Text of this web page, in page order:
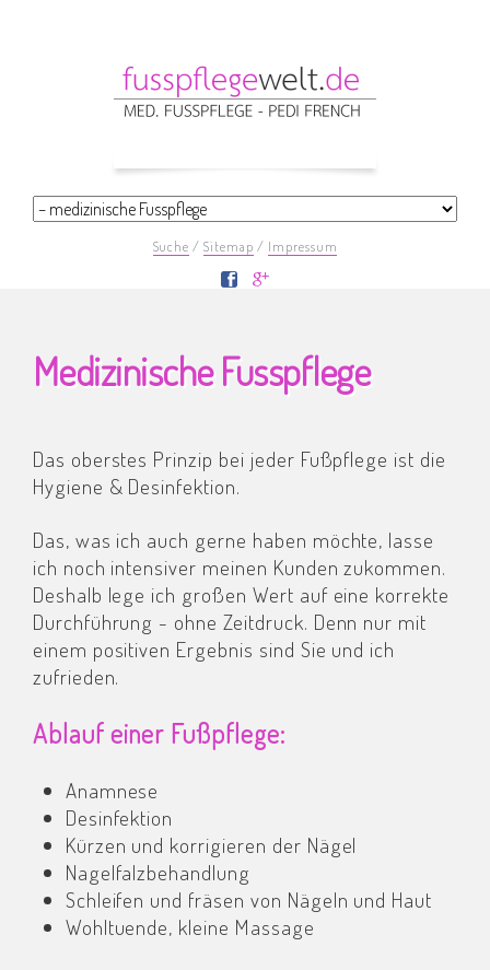
überspringen
Navigation
Navigation
Suche Sitemap Impressum
überspringen
Medizinische Fusspflege
Das oberstes Prinzip bei jeder Fußpflege ist die
Hygiene & Desinfektion.
Das, was ich auch gerne haben möchte, lasse
ich noch intensiver meinen Kunden zukommen.
Deshalb lege ich großen Wert auf eine korrekte
Durchführung - ohne Zeitdruck. Denn nur mit
einem positiven Ergebnis sind Sie und ich
zufrieden.
Ablauf einer Fußpflege:
Anamnese
Desinfektion
Kürzen und korrigieren der Nägel
Nagelfalzbehandlung
Schleifen und fräsen von Nägeln und Haut
Wohltuende, kleine Massage